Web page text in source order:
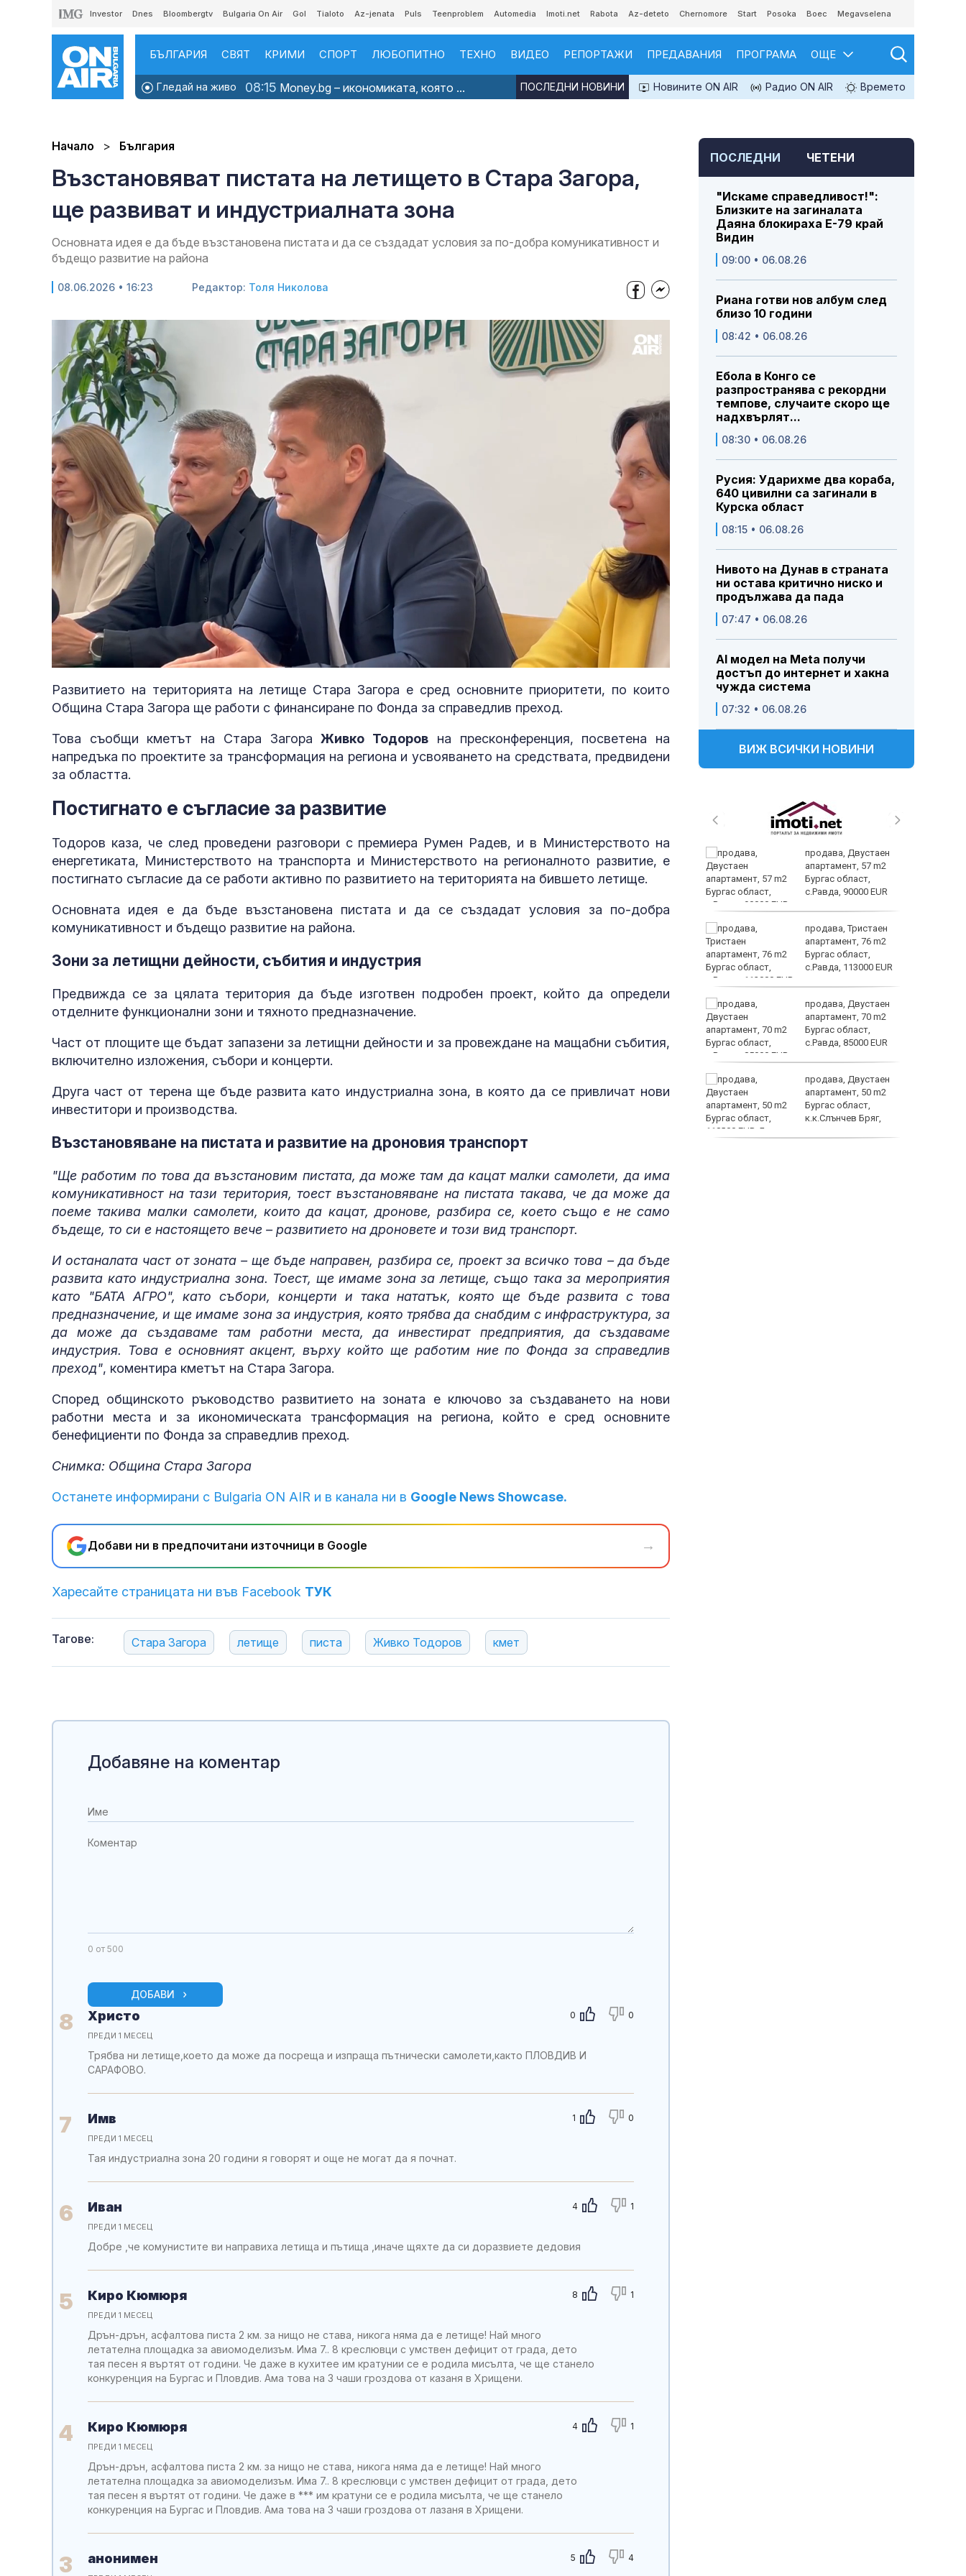
Investor Dnes Bloombergtv Bulgaria On Air Gol Tialoto Az-jenata Puls Teenproblem Automedia Imoti.net Rabota Az-deteto Chernomore Start Posoka Boec Megavselena
БЪЛГАРИЯ СВЯТ КРИМИ СПОРТ ЛЮБОПИТНО ТЕХНО ВИДЕО РЕПОРТАЖИ ПРЕДАВАНИЯ ПРОГРАМА ОЩЕ
Гледай на живо 08:15 Money.bg – икономиката, която ... Новините ON AIR Радио ON AIR Времето
ПОСЛЕДНИ НОВИНИ
Начало България
Възстановяват пистата на летището в Стара Загора,
ще развиват и индустриалната зона
Основната идея е да бъде възстановена пистата и да се създадат условия за по-добра комуникативност и
бъдещо развитие на района
08.06.2026 • 16:23 Редактор: Толя Николова
Unmute Loaded
57.88%
Развитието на територията на летище Стара Загора е сред основните приоритети, по които
Община Стара Загора ще работи с финансиране по Фонда за справедлив преход.
Това съобщи кметът на Стара ЗагораЖивко Тодоров на пресконференция, посветена на
напредъка по проектите за трансформация на региона и усвояването на средствата, предвидени
за областта.
Постигнато е съгласие за развитие
Тодоров каза, че след проведени разговори с премиера Румен Радев, и в Министерството на
енергетиката, Министерството на транспорта и Министерството на регионалното развитие, е
постигнато съгласие да се работи активно по развитието на територията на бившето летище.
Основната идея е да бъде възстановена пистата и да се създадат условия за по-добра
комуникативност и бъдещо развитие на района.
Зони за летищни дейности, събития и индустрия
Предвижда се за цялата територия да бъде изготвен подробен проект, който да определи
отделните функционални зони и тяхното предназначение.
Част от площите ще бъдат запазени за летищни дейности и за провеждане на мащабни събития,
включително изложения, събори и концерти.
Друга част от терена ще бъде развита като индустриална зона, в която да се привличат нови
инвеститори и производства.
Възстановяване на пистата и развитие на дроновия транспорт
"Ще работим по това да възстановим пистата, да може там да кацат малки самолети, да има
комуникативност на тази територия, тоест възстановяване на пистата такава, че да може да
поеме такива малки самолети, които да кацат, дронове, разбира се, което също е не само
бъдеще, то си е настоящето вече – развитието на дроновете и този вид транспорт.
И останалата част от зоната – ще бъде направен, разбира се, проект за всичко това – да бъде
развита като индустриална зона. Тоест, ще имаме зона за летище, също така за мероприятия
като "БАТА АГРО", като събори, концерти и така нататък, която ще бъде развита с това
предназначение, и ще имаме зона за индустрия, която трябва да снабдим с инфраструктура, за
да може да създаваме там работни места, да инвестират предприятия, да създаваме
индустрия. Това е основният акцент, върху който ще работим ние по Фонда за справедлив
преход", коментира кметът на Стара Загора.
Според общинското ръководство развитието на зоната е ключово за създаването на нови
работни места и за икономическата трансформация на региона, който е сред основните
бенефициенти по Фонда за справедлив преход.
Снимка: Община Стара Загора
Останете информирани с Bulgaria ON AIR и в канала ни в Google News Showcase.
Добави ни в предпочитани източници в Google →
Харесайте страницата ни във Facebook ТУК
Тагове: Стара Загора летище писта Живко Тодоров кмет
ПОСЛЕДНИ ЧЕТЕНИ
"Искаме справедливост!":
Близките на загиналата
Даяна блокираха Е-79 край
Видин
09:00 • 06.08.26
Риана готви нов албум след
близо 10 години
08:42 • 06.08.26
Ебола в Конго се
разпространява с рекордни
темпове, случаите скоро ще
надхвърлят...
08:30 • 06.08.26
Русия: Ударихме два кораба,
640 цивилни са загинали в
Курска област
08:15 • 06.08.26
Нивото на Дунав в страната
ни остава критично ниско и
продължава да пада
07:47 • 06.08.26
AI модел на Meta получи
достъп до интернет и хакна
чужда система
07:32 • 06.08.26
ВИЖ ВСИЧКИ НОВИНИ
Как да намалим
стреса по естествен
път
севернокорейска
Нефтен разлив край
бреговете на Оман,
екологична
катастрофа
81 г. от атомната
Защо сутрин либидото
е по-силно?
Лазерна литотрипсия
показания и
може да подпомогне
продава, Двустаен
апартамент, 57 m2
Бургас област,
с.Равда, 90000 EUR
продава, Тристаен
апартамент, 76 m2
Бургас област,
с.Равда, 113000 EUR
продава, Двустаен
апартамент, 70 m2
Бургас област,
с.Равда, 85000 EUR
продава, Двустаен
апартамент, 50 m2
Бургас област,
к.к.Слънчев Бряг,
118000 EUR
Добавяне на коментар
0 от 500
ДОБАВИ
8 0 0
Христо
ПРЕДИ 1 МЕСЕЦ
Трябва ни летище,което да може да посреща и изпраща пътнически самолети,както ПЛОВДИВ И
САРАФОВО.
7 1 0
Имв
ПРЕДИ 1 МЕСЕЦ
Тая индустриална зона 20 години я говорят и още не могат да я почнат.
6 4 1
Иван
ПРЕДИ 1 МЕСЕЦ
Добре ,че комунистите ви направиха летища и пътища ,иначе щяхте да си доразвиете дедовия
5 8 1
Киро Кюмюря
ПРЕДИ 1 МЕСЕЦ
Дрън-дрън, асфалтова писта 2 км. за нищо не става, никога няма да е летище! Най много
летателна площадка за авиомоделизъм. Има 7.. 8 креслювци с умствен дефицит от града, дето
тая песен я въртят от години. Че даже в кухитее им кратунии се е родила мисълта, че ще станело
конкуренция на Бургас и Пловдив. Ама това на 3 чаши гроздова от казаня в Хрищени.
4 4 1
Киро Кюмюря
ПРЕДИ 1 МЕСЕЦ
Дрън-дрън, асфалтова писта 2 км. за нищо не става, никога няма да е летище! Най много
летателна площадка за авиомоделизъм. Има 7.. 8 креслювци с умствен дефицит от града, дето
тая песен я въртят от години. Че даже в *** им кратуни се е родила мисълта, че ще станело
конкуренция на Бургас и Пловдив. Ама това на 3 чаши гроздова от лазаня в Хрищени.
3 5 4
анонимен